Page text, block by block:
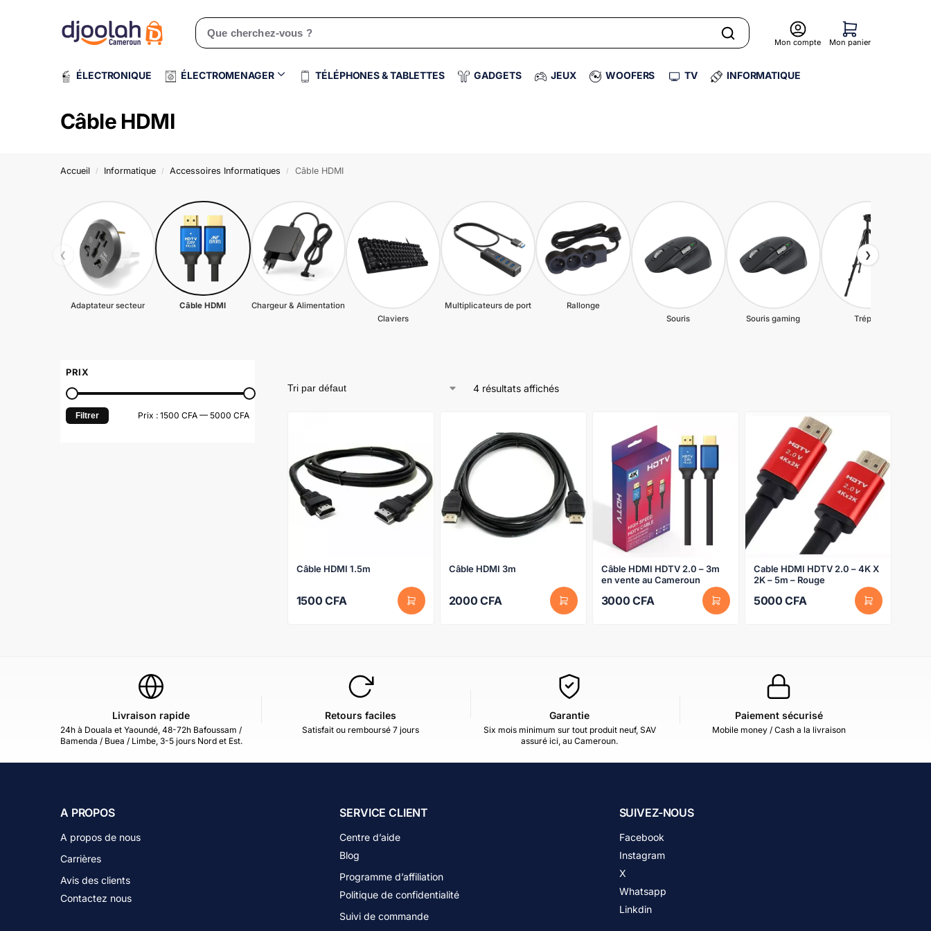
Rechercher un produit Mon compte Mon panier
ÉLECTRONIQUE ÉLECTROMENAGER TÉLÉPHONES & TABLETTES GADGETS JEUX WOOFERS TV INFORMATIQUE
Câble HDMI
Accueil / Informatique / Accessoires Informatiques / Câble HDMI
❮
Adaptateur secteur Câble HDMI
Chargeur & Alimentation
Claviers
Multiplicateurs de port
Rallonge
Souris
Souris gaming Trépied
❯
4 résultats affichés
Câble HDMI 1.5m
1500CFA
Câble HDMI 3m
2000CFA
Câble HDMI HDTV 2.0 – 3m
en vente au Cameroun
3000CFA
Cable HDMI HDTV 2.0 – 4K X
2K – 5m – Rouge
5000CFA
PRIX
Filtrer Prix : 1500 CFA— 5000 CFA
Livraison rapide
24h à Douala et Yaoundé, 48-72h Bafoussam /
Bamenda / Buea / Limbe, 3-5 jours Nord et Est.
Retours faciles
Satisfait ou remboursé 7 jours
Garantie
Six mois minimum sur tout produit neuf, SAV
assuré ici, au Cameroun.
Paiement sécurisé
Mobile money / Cash a la livraison
A PROPOS
A propos de nous
Carrières
Avis des clients
Contactez nous
SERVICE CLIENT
Centre d’aide
Blog
Programme d’affiliation
Politique de confidentialité
Suivi de commande
SUIVEZ-NOUS
Facebook
Instagram
X
Whatsapp
Linkdin